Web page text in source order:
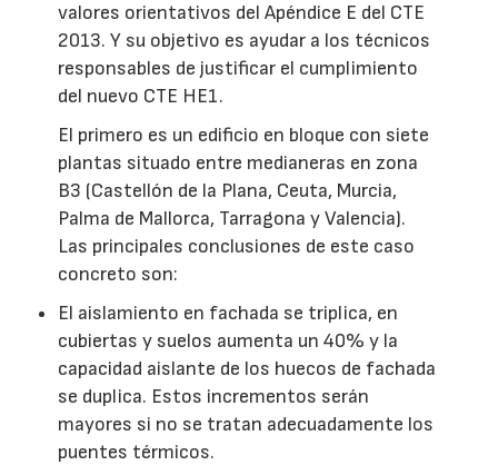
valores orientativos del Apéndice E del CTE
2013. Y su objetivo es ayudar a los técnicos
responsables de justificar el cumplimiento
del nuevo CTE HE1.
El primero es un edificio en bloque con siete
plantas situado entre medianeras en zona
B3 (Castellón de la Plana, Ceuta, Murcia,
Palma de Mallorca, Tarragona y Valencia).
Las principales conclusiones de este caso
concreto son:
El aislamiento en fachada se triplica, en
cubiertas y suelos aumenta un 40% y la
capacidad aislante de los huecos de fachada
se duplica. Estos incrementos serán
mayores si no se tratan adecuadamente los
puentes térmicos.